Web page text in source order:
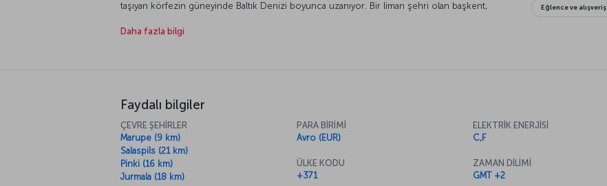
taşıyan körfezin güneyinde Baltık Denizi boyunca uzanıyor. Bir liman şehri olan başkent,
eğitim ve bilim merkezi olan Riga’yı keşfetmeniz için daha birçok neden var!
Daha fazla bilgi
Eğlence ve alışveriş
Faydalı bilgiler
ÇEVRE ŞEHİRLER
Marupe (9 km)
Salaspils (21 km)
Pinki (16 km)
Jurmala (18 km)
PARA BİRİMİ
Avro (EUR)
ÜLKE KODU
+371
ELEKTRİK ENERJİSİ
C,F
ZAMAN DİLİMİ
GMT +2